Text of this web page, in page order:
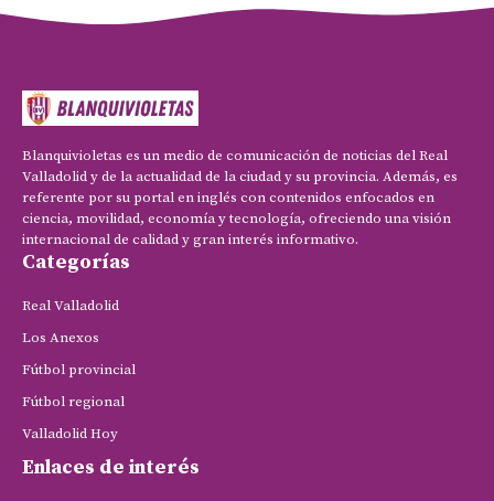
Blanquivioletas es un medio de comunicación de noticias del Real
Valladolid y de la actualidad de la ciudad y su provincia. Además, es
referente por su portal en inglés con contenidos enfocados en
ciencia, movilidad, economía y tecnología, ofreciendo una visión
internacional de calidad y gran interés informativo.
Categorías
Real Valladolid
Los Anexos
Fútbol provincial
Fútbol regional
Valladolid Hoy
Enlaces de interés